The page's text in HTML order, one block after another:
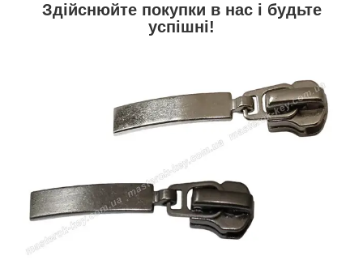
Здійснюйте покупки в нас і будьте
успішні!